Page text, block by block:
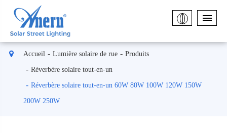
Accueil Lumière solaire de rue Produits
Réverbère solaire tout-en-un
Réverbère solaire tout-en-un 60W 80W 100W 120W 150W
200W 250W